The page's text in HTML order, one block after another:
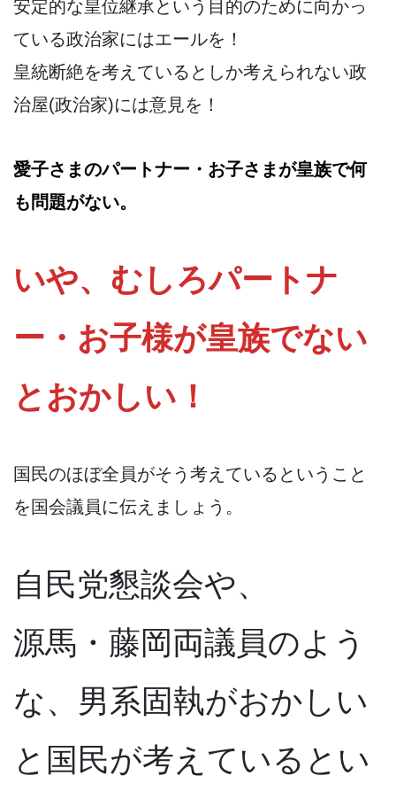
安定的な皇位継承という目的のために向かっ
ている政治家にはエールを！
皇統断絶を考えているとしか考えられない政
治屋(政治家)には意見を！
愛子さまのパートナー・お子さまが皇族で何
も問題がない。
いや、むしろパートナ
ー・お子様が皇族でない
とおかしい！
国民のほぼ全員がそう考えているということ
を国会議員に伝えましょう。
自民党懇談会や、
源馬・藤岡両議員のよう
な、男系固執がおかしい
と国民が考えているとい